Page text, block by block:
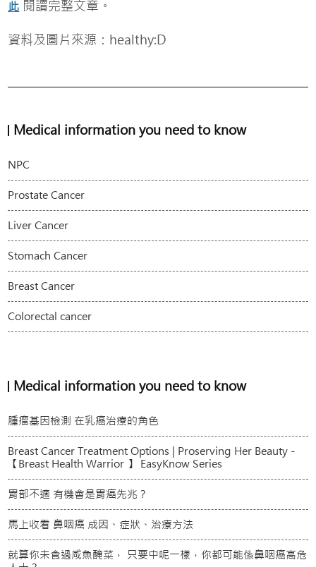
此 閱讀完整文章。
資料及圖片來源：healthy:D
Medical information you need to know
NPC
Prostate Cancer
Liver Cancer
Stomach Cancer
Breast Cancer
Colorectal cancer
Medical information you need to know
腫瘤基因檢測 在乳癌治療的角色
Breast Cancer Treatment Options | Proserving Her Beauty -
【Breast Health Warrior 】 EasyKnow Series
胃部不適 有機會是胃癌先兆？
馬上收看 鼻咽癌 成因、症狀、治療方法
就算你未食過咸魚醃菜， 只要中呢一樣，你都可能係鼻咽癌高危